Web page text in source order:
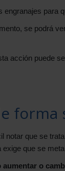
para
se podrá
acción puede
forma
notar que se
que se
aumentar o